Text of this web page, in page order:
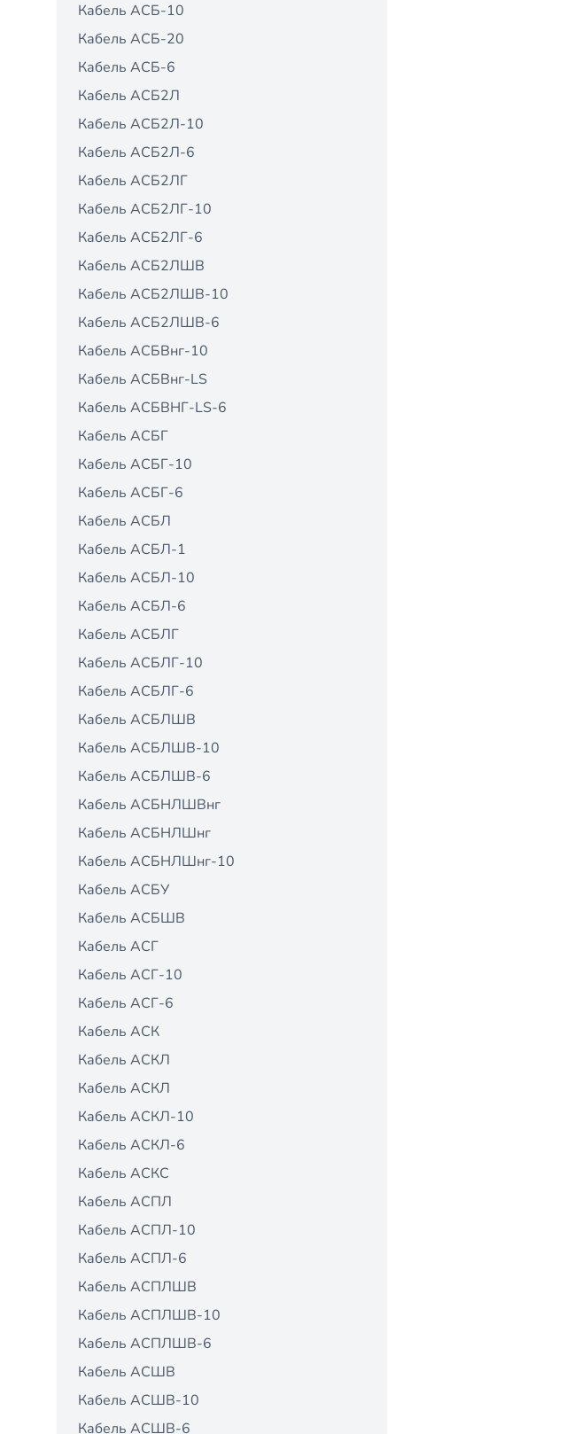
Кабель АСБ-10
Кабель АСБ-20
Кабель АСБ-6
Кабель АСБ2Л
Кабель АСБ2Л-10
Кабель АСБ2Л-6
Кабель АСБ2ЛГ
Кабель АСБ2ЛГ-10
Кабель АСБ2ЛГ-6
Кабель АСБ2ЛШВ
Кабель АСБ2ЛШВ-10
Кабель АСБ2ЛШВ-6
Кабель АСБВнг-10
Кабель АСБВнг-LS
Кабель АСБВНГ-LS-6
Кабель АСБГ
Кабель АСБГ-10
Кабель АСБГ-6
Кабель АСБЛ
Кабель АСБЛ-1
Кабель АСБЛ-10
Кабель АСБЛ-6
Кабель АСБЛГ
Кабель АСБЛГ-10
Кабель АСБЛГ-6
Кабель АСБЛШВ
Кабель АСБЛШВ-10
Кабель АСБЛШВ-6
Кабель АСБНЛШВнг
Кабель АСБНЛШнг
Кабель АСБНЛШнг-10
Кабель АСБУ
Кабель АСБШВ
Кабель АСГ
Кабель АСГ-10
Кабель АСГ-6
Кабель АСК
Кабель АСКЛ
Кабель АСКЛ
Кабель АСКЛ-10
Кабель АСКЛ-6
Кабель АСКС
Кабель АСПЛ
Кабель АСПЛ-10
Кабель АСПЛ-6
Кабель АСПЛШВ
Кабель АСПЛШВ-10
Кабель АСПЛШВ-6
Кабель АСШВ
Кабель АСШВ-10
Кабель АСШВ-6